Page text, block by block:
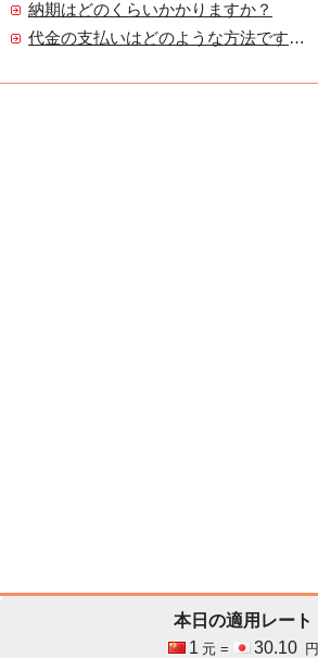
納期はどのくらいかかりますか？
代金の支払いはどのような方法ですか？
本日の適用レート
1 元 = 30.10
円